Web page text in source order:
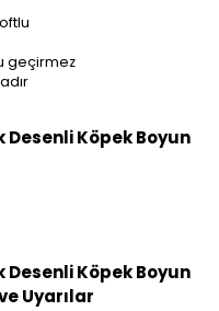
geçirmez
Köpek Boyun
Köpek Boyun
Uyarılar